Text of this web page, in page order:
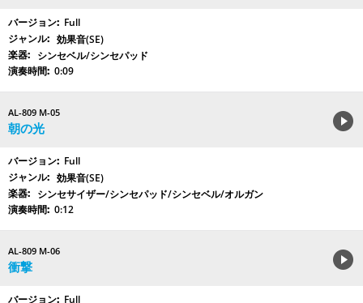
Full
効果音(SE)
シンセベル/シンセパッド
0:09
AL-809 M-05
朝の光
Full
効果音(SE)
シンセサイザー/シンセパッド/シンセベル/オルガン
0:12
AL-809 M-06
衝撃
Full